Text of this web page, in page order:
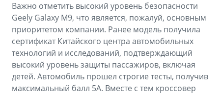
Важно отметить высокий уровень безопасности
Geely Galaxy M9, что является, пожалуй, основным
приоритетом компании. Ранее модель получила
сертификат Китайского центра автомобильных
технологий и исследований, подтверждающий
высокий уровень защиты пассажиров, включая
детей. Автомобиль прошел строгие тесты, получив
максимальный балл 5А. Вместе с тем кроссовер